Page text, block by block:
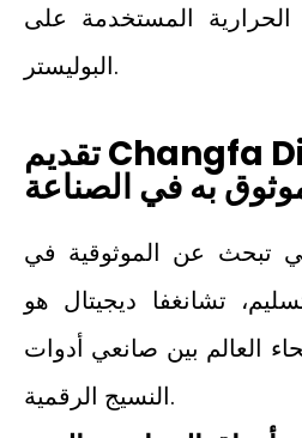
الحرارية المستخدمة على
البوليستر.
تقديم Changfa Digital كمورد
به في الصناعة
تبحث عن الموثوقية في
تشانغفا ديجيتال هو
العالم بين صانعي أدوات
النسيج الرقمية.